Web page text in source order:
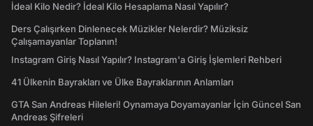
İdeal Kilo Nedir? İdeal Kilo Hesaplama Nasıl Yapılır?
Ders Çalışırken Dinlenecek Müzikler Nelerdir? Müziksiz
Çalışamayanlar Toplanın!
Instagram Giriş Nasıl Yapılır? Instagram'a Giriş İşlemleri Rehberi
41 Ülkenin Bayrakları ve Ülke Bayraklarının Anlamları
GTA San Andreas Hileleri! Oynamaya Doyamayanlar İçin Güncel San
Andreas Şifreleri